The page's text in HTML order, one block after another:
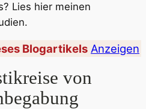
Lies hier meinen
Blogartikels Anzeigen
von